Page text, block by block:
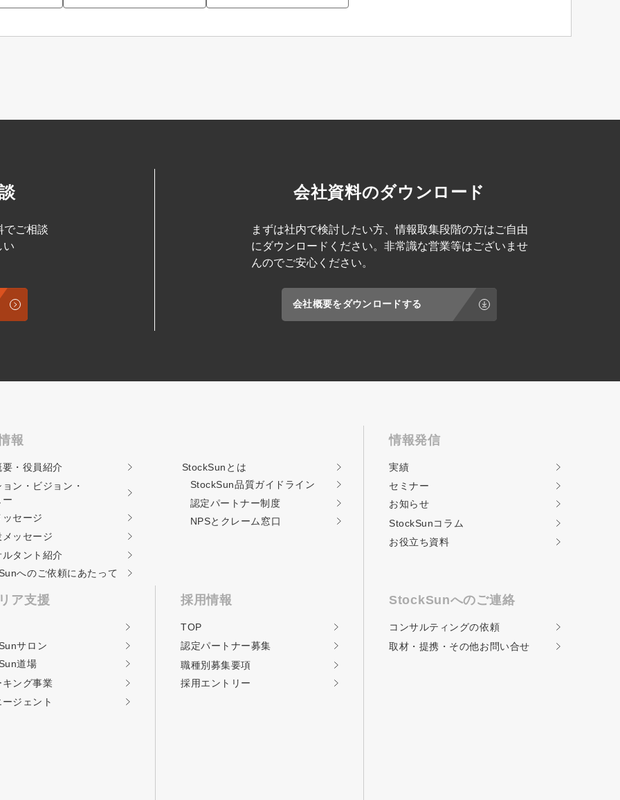
でご相談
い
会社資料のダウンロード
まずは社内で検討したい方、情報取集段階の方はご自由
にダウンロードください。非常識な営業等はございませ
んのでご安心ください。
会社概要をダウンロードする
報
・役員紹介
ョン・ビジョン・
ー
セージ
ッセージ
ルタント紹介
へのご依頼にあたって
StockSunとは
StockSun品質ガイド ライン
認定パートナー制度
NPSとクレーム窓口
情報発信
実績
セミナー
お知らせ
StockSunコラム
お役立ち資料
ア支援
サロン
道場
キング事業
ジェント
採用情報
TOP
認定パートナー募集
職種別募集要項
採用エントリー
StockSunへのご連絡
コンサルティングの依頼
取材・提携・その他お問い合せ